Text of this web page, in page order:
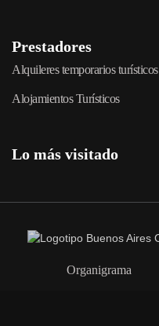
Prestadores
Alquileres temporarios turísticos
Alojamientos Turísticos
Lo más visitado
Organigrama